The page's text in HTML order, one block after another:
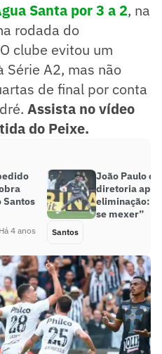
Santa por 3 a 2, na
rodada do
clube evitou um
A2, mas não
de final por conta
Assista no vídeo
do Peixe.
Santos
Há 4 anos
João Paulo
diretoria após
eliminação:
se mexer”
Santos